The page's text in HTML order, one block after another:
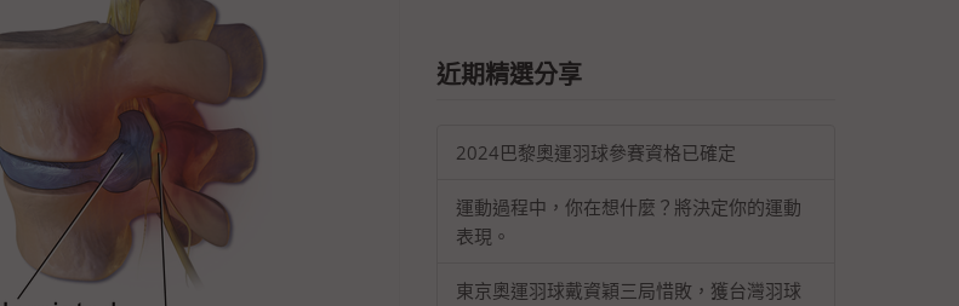
近期精選分享
2024巴黎奧運羽球參賽資格已確定
運動過程中，你在想什麼？將決定你的運動
表現。
東京奧運羽球戴資穎三局惜敗，獲台灣羽球